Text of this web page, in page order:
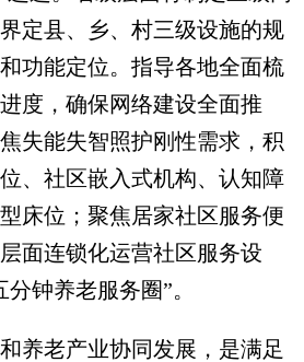
定县、乡、村三级设施的规
功能定位。指导各地全面梳
度，确保网络建设全面推
失能失智照护刚性需求，积
、社区嵌入式机构、认知障
床位；聚焦居家社区服务便
面连锁化运营社区服务设
钟养老服务圈”。
老产业协同发展，是满足